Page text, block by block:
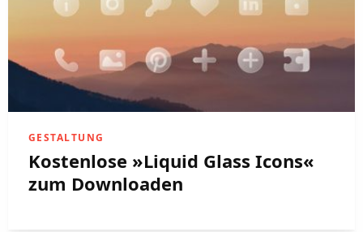
GESTALTUNG
Kostenlose »Liquid Glass Icons«
zum Downloaden